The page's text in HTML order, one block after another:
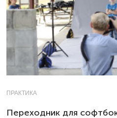
ПРАКТИКА
Переходник для